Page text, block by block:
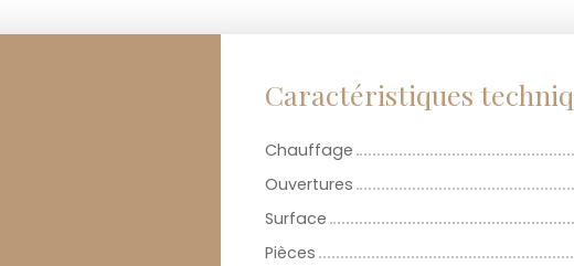
Caractéristiques
Chauffage
Ouvertures
Surface
Pièces